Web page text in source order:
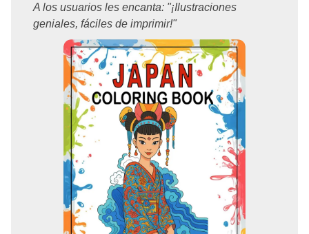
A los usuarios les encanta: "¡Ilustraciones
geniales, fáciles de imprimir!"